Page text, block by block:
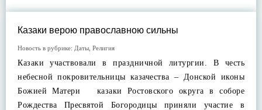
Казаки верою православною сильны
Новость в рубрике: Даты Религия
Казаки участвовали в праздничной литургии. В честь
небесной покровительницы казачества – Донской иконы
Божией Матери казаки Ростовского округа в соборе
Рождества Пресвятой Богородицы приняли участие в